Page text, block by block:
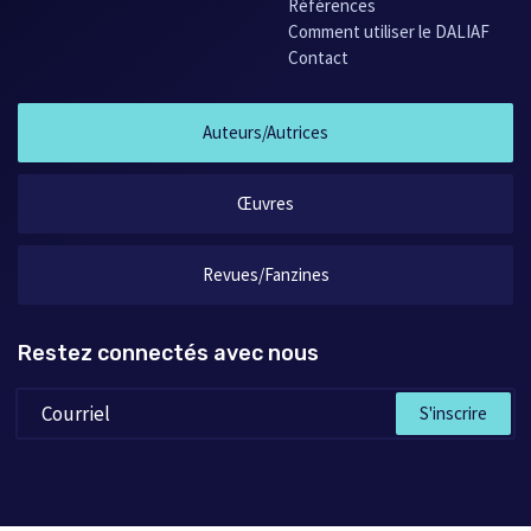
Références
Comment utiliser le DALIAF
Contact
Auteurs/Autrices
Œuvres
Revues/Fanzines
Restez connectés avec nous
S'inscrire